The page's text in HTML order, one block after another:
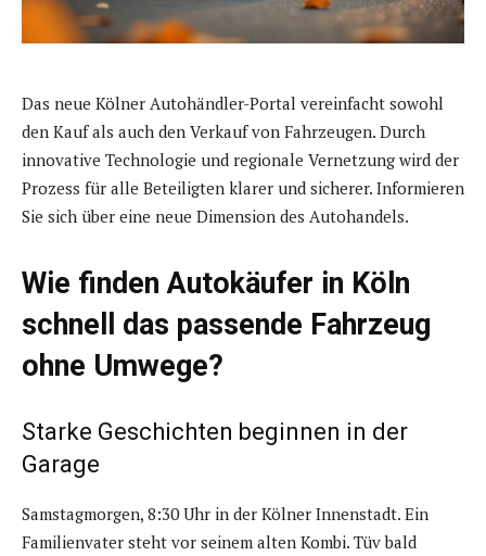
Das neue Kölner Autohändler-Portal vereinfacht sowohl
den Kauf als auch den Verkauf von Fahrzeugen. Durch
innovative Technologie und regionale Vernetzung wird der
Prozess für alle Beteiligten klarer und sicherer. Informieren
Sie sich über eine neue Dimension des Autohandels.
Wie finden Autokäufer in Köln
schnell das passende Fahrzeug
ohne Umwege?
Starke Geschichten beginnen in der
Garage
Samstagmorgen, 8:30 Uhr in der Kölner Innenstadt. Ein
Familienvater steht vor seinem alten Kombi. Tüv bald